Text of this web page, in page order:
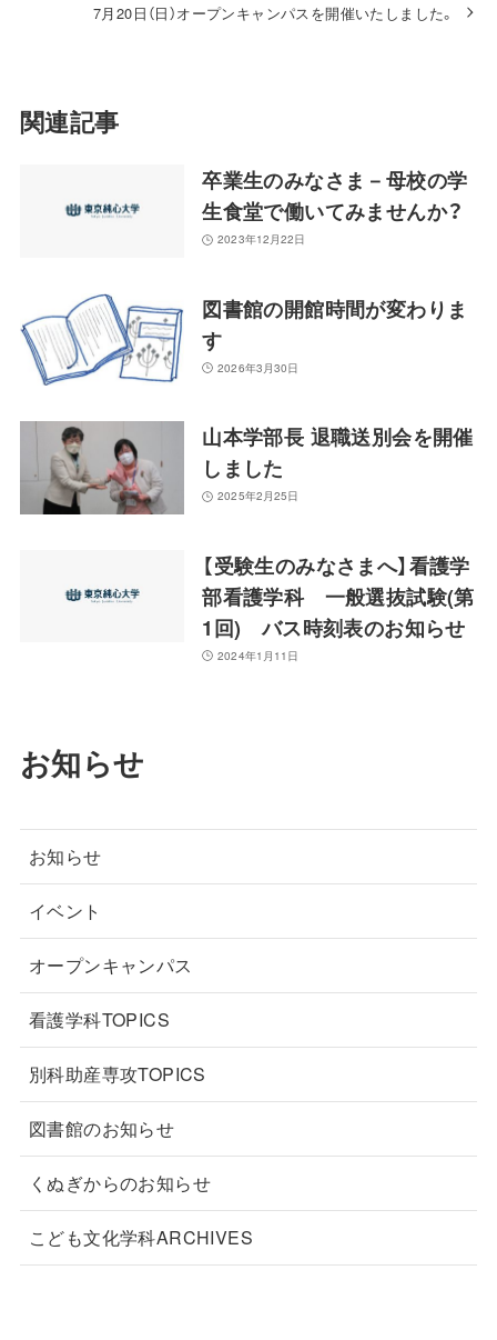
7月20日（日）オープンキャンパスを開催いたしました。
関連記事
卒業生のみなさま－母校の学
生食堂で働いてみませんか？
2023年12月22日
図書館の開館時間が変わりま
す
2026年3月30日
山本学部長 退職送別会を開催
しました
2025年2月25日
【受験生のみなさまへ】看護学
部看護学科 一般選抜試験(第
1回) バス時刻表のお知らせ
2024年1月11日
お知らせ
お知らせ
イベント
オープンキャンパス
看護学科TOPICS
別科助産専攻TOPICS
図書館のお知らせ
くぬぎからのお知らせ
こども文化学科ARCHIVES